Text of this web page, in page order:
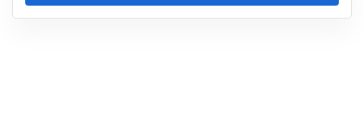
Ваша